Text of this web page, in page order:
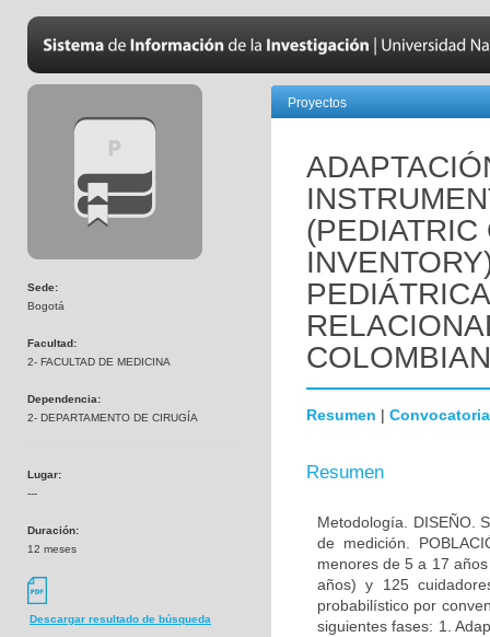
Sede:
Bogotá
Facultad:
2- FACULTAD DE MEDICINA
Dependencia:
2- DEPARTAMENTO DE CIRUGÍA
Lugar:
---
Duración:
12 meses
Descargar resultado de búsqueda
Proyectos
Resumen | Convocatoria
Resumen
Metodología. DISEÑO.
de medición.
menores de 5 a 17
años) y 125
probabilístico por
siguientes fases: 1.